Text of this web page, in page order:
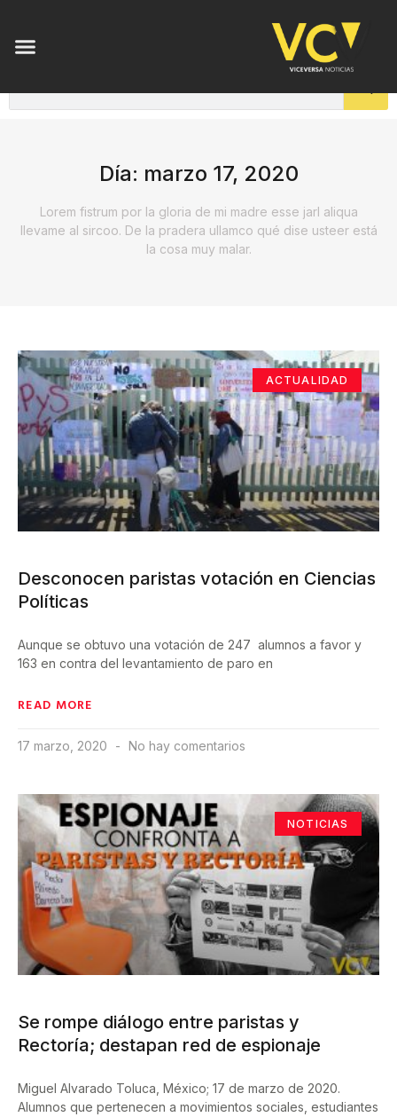
Día: marzo 17, 2020
Lorem fistrum por la gloria de mi madre esse jarl aliqua
llevame al sircoo. De la pradera ullamco qué dise usteer está
la cosa muy malar.
ACTUALIDAD
Desconocen paristas votación en Ciencias
Políticas
Aunque se obtuvo una votación de 247 alumnos a favor y
163 en contra del levantamiento de paro en
READ MORE
17 marzo, 2020 No hay comentarios
NOTICIAS
Se rompe diálogo entre paristas y
Rectoría; destapan red de espionaje
Miguel Alvarado Toluca, México; 17 de marzo de 2020.
Alumnos que pertenecen a movimientos sociales, estudiantes